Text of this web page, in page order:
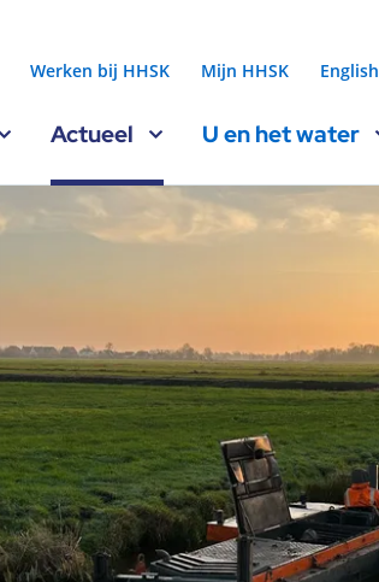
Werken bij HHSK Mijn HHSK English
Actueel U en het water